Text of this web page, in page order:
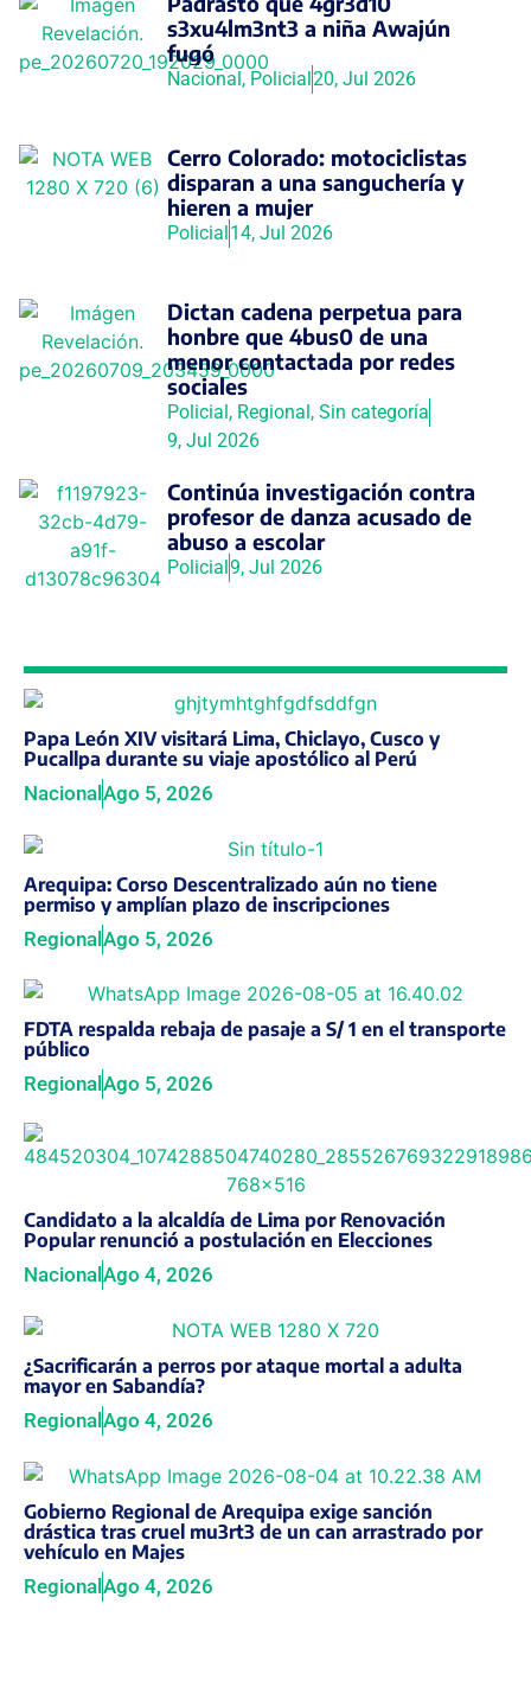
s3xu4lm3nt3 a niña Awajún
fugó
Nacional, Policial20, Jul 2026
Cerro Colorado: motociclistas
disparan a una sanguchería y
hieren a mujer
Policial14, Jul 2026
Dictan cadena perpetua para
honbre que 4bus0 de una
menor contactada por redes
sociales
Policial, Regional, Sin categoría
9, Jul 2026
Continúa investigación contra
profesor de danza acusado de
abuso a escolar
Policial9, Jul 2026
Papa León XIV visitará Lima, Chiclayo, Cusco y
Pucallpa durante su viaje apostólico al Perú
Nacional Ago 5, 2026
Arequipa: Corso Descentralizado aún no tiene
permiso y amplían plazo de inscripciones
RegionalAgo 5, 2026
FDTA respalda rebaja de pasaje a S/ 1 en el transporte
público
Regional Ago 5, 2026
Candidato a la alcaldía de Lima por Renovación
Popular renunció a postulación en Elecciones
Nacional Ago 4, 2026
¿Sacrificarán a perros por ataque mortal a adulta
mayor en Sabandía?
Regional Ago 4, 2026
Gobierno Regional de Arequipa exige sanción
drástica tras cruel mu3rt3 de un can arrastrado por
vehículo en Majes
RegionalAgo 4, 2026